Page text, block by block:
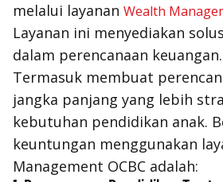
melalui layanan Wealth
Layanan ini menyediakan
dalam perencanaan keuangan.
Termasuk membuat
jangka panjang yang lebih
kebutuhan pendidikan anak.
keuntungan menggunakan
Management OCBC adalah: